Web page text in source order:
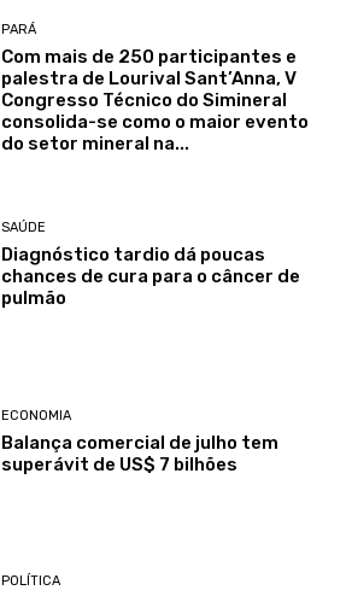
PARÁ
Com mais de 250 participantes e
palestra de Lourival Sant’Anna, V
Congresso Técnico do Simineral
consolida-se como o maior evento
do setor mineral na...
SAÚDE
Diagnóstico tardio dá poucas
chances de cura para o câncer de
pulmão
ECONOMIA
Balança comercial de julho tem
superávit de US$ 7 bilhões
POLÍTICA